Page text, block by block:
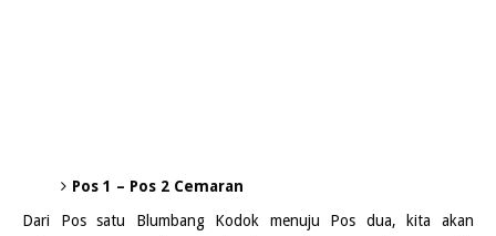
Pos 1 – Pos 2 Cemaran
Dari Pos satu Blumbang Kodok menuju Pos dua, kita akan